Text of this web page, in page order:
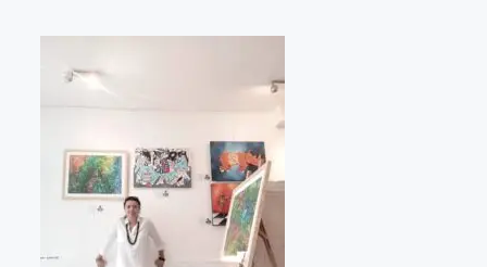
Visitas a los ateliers o talleres de artistas
Presse
Qué dicen de nosotros?
Aviso legal
Política de cookies